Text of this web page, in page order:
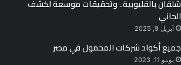
شلقان بالقليوبية.. وتحقيقات موسعة لكشف
الجاني
أبريل 9, 2025
جميع أكواد شركات المحمول في مصر
يونيو 11, 2023